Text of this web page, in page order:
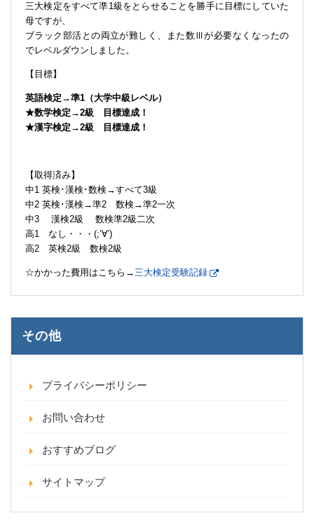
三大検定をすべて凖1級をとらせることを勝手に目標にしていた
母ですが、
ブラック部活との両立が難しく、また数Ⅲが必要なくなったの
でレベルダウンしました。
【目標】
英語検定→準1（大学中級レベル）
★数学検定→2級 目標達成！
★漢字検定→2級 目標達成！
【取得済み】
中1 英検･漢検･数検→すべて3級
中2 英検･漢検→準2 数検→準2一次
中3 漢検2級 数検準2級二次
高1 なし・・・(;’∀’)
高2 英検2級 数検2級
☆かかった費用はこちら→三大検定受験記録
その他
プライバシーポリシー
お問い合わせ
おすすめブログ
サイトマップ